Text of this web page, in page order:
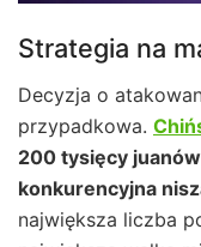
Strategia na
Decyzja o
przypadkowa.
200 tysięcy
konkurencyjna
największa liczba